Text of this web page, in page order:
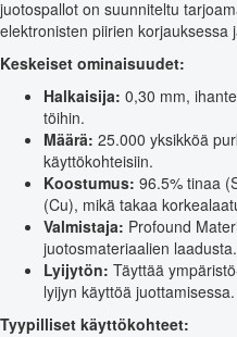
juotospallot on suunniteltu
elektronisten piirien korjauksessa
Keskeiset ominaisuudet:
Halkaisija: 0,30 mm,
töihin.
Määrä: 25.000 yksikköä
käyttökohteisiin.
Koostumus: 96.5% tinaa
(Cu), mikä takaa
Valmistaja: Profound
juotosmateriaalien laadusta.
Lyijytön: Täyttää
lyijyn käyttöä juottamisessa.
Tyypilliset käyttökohteet: